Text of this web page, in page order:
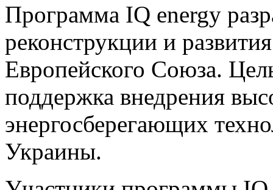
Программа IQ energy
реконструкции и
Европейского Cоюза.
поддержка внедрения
энергосберегающих
Украины.